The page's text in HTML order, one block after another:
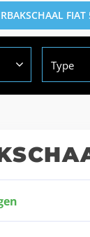
FIAT
Type